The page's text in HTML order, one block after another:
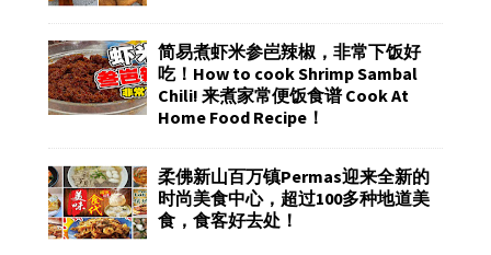
简易煮虾米参岜辣椒，非常下饭好
吃！How to cook Shrimp Sambal
Chili! 来煮家常便饭食谱 Cook At
Home Food Recipe！
柔佛新山百万镇Permas迎来全新的
时尚美食中心，超过100多种地道美
食，食客好去处！